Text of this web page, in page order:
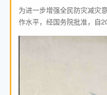
为进一步增强全民防灾减灾
作水平，经国务院批准，自
国防灾减灾日”。